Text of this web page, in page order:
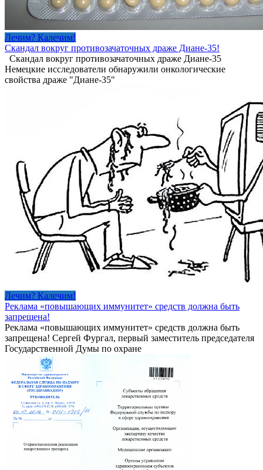
Лечим? Калечим!
Скандал вокруг противозачаточных драже Диане-35!
Скандал вокруг противозачаточных драже Диане-35
Немецкие исследователи обнаружили онкологические
свойства драже "Диане-35"
Лечим? Калечим!
Реклама «повышающих иммунитет» средств должна быть
запрещена!
Реклама «повышающих иммунитет» средств должна быть
запрещена! Сергей Фургал, первый заместитель председателя
Государственной Думы по охране